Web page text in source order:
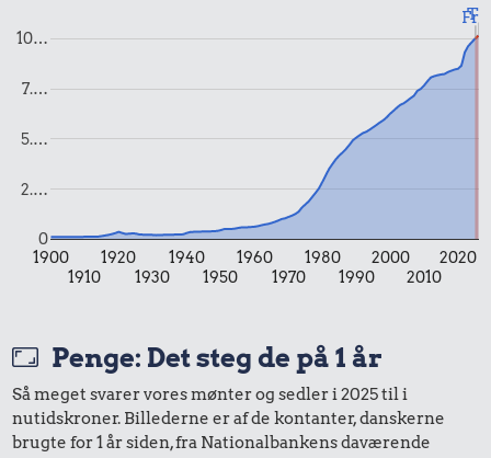
Mallorca
2 kg mel
320 kr.
Togbillet,
Aarhus-
35 kr. 5.500 kr.
1900
1910
1920
1930
1940
1950
1960
1970
1980
1990
2000
2010
2020
0
2.…
5.…
7.…
10…
Fra
Til
Penge: Det steg de på 1 år
Så meget svarer vores mønter og sedler i 2025 til i
nutidskroner. Billederne er af de kontanter, danskerne
brugte for 1 år siden, fra Nationalbankens daværende